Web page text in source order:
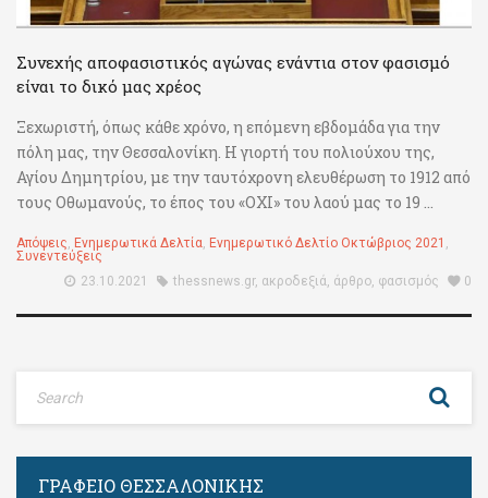
Συνεχής αποφασιστικός αγώνας ενάντια στον φασισμό
είναι το δικό μας χρέος
Ξεχωριστή, όπως κάθε χρόνο, η επόμενη εβδομάδα για την
πόλη μας, την Θεσσαλονίκη. Η γιορτή του πολιούχου της,
Αγίου Δημητρίου, με την ταυτόχρονη ελευθέρωση το 1912 από
τους Οθωμανούς, το έπος του «ΟΧΙ» του λαού μας το 19 ...
Απόψεις, Ενημερωτικά Δελτία, Ενημερωτικό Δελτίο Οκτώβριος 2021 ,
Συνεντεύξεις
23.10.2021
thessnews.gr, ακροδεξιά, άρθρο, φασισμός 0
ΓΡΑΦΕΊΟ ΘΕΣΣΑΛΟΝΊΚΗΣ